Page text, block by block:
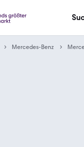
Mercedes-Benz